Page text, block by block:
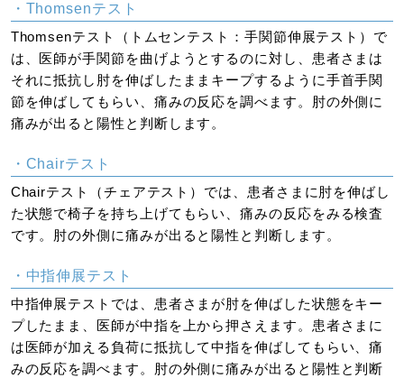
・Thomsenテスト
Thomsenテスト（トムセンテスト：手関節伸展テスト）で
は、医師が手関節を曲げようとするのに対し、患者さまは
それに抵抗し肘を伸ばしたままキープするように手首手関
節を伸ばしてもらい、痛みの反応を調べます。肘の外側に
痛みが出ると陽性と判断します。
・Chairテスト
Chairテスト（チェアテスト）では、患者さまに肘を伸ばし
た状態で椅子を持ち上げてもらい、痛みの反応をみる検査
です。肘の外側に痛みが出ると陽性と判断します。
・中指伸展テスト
中指伸展テストでは、患者さまが肘を伸ばした状態をキー
プしたまま、医師が中指を上から押さえます。患者さまに
は医師が加える負荷に抵抗して中指を伸ばしてもらい、痛
みの反応を調べます。肘の外側に痛みが出ると陽性と判断